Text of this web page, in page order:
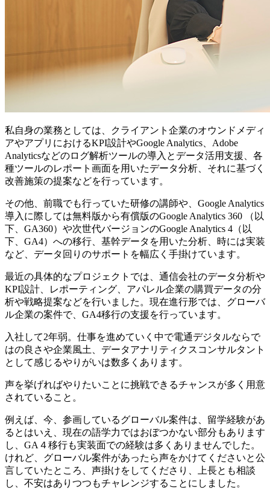
私自身の業務としては、クライアント企業のオウンドメディ
アやアプリにおけるKPI設計やGoogle Analytics、Adobe
Analyticsなどのログ解析ツールの導入とデータ活用支援、各
種ツールのレポート画面を用いたデータ分析、それに基づく
改善施策の提案などを行っています。
その他、前職でも行っていた研修の講師や、Google Analytics
導入に際しては無料版から有償版のGoogle Analytics 360 （以
下、GA360）や次世代バージョンのGoogle Analytics 4（以
下、GA4）への移行、基幹データを用いた分析、時には実装
など、データ回りのサポートを幅広く手掛けています。
最近の具体的なプロジェクトでは、通信会社のデータ分析や
KPI設計、レポーティング、アパレル企業の購買データの分
析や戦略提案などを行いました。現在進行形では、グローバ
ル企業の案件で、GA4移行の支援を行っています。
入社して2年弱。仕事を進めていく中で電通デジタルならで
はの良さや企業風土、データアナリティクスコンサルタント
として感じるやりがいは数多くあります。
声を挙げればやりたいことに挑戦できるチャンスが多く用意
されていること。
例えば、今、参画しているグローバル案件は、留学経験があ
るとはいえ、現在の語学力ではおぼつかない部分もあります
し、GA４移行も実装面での経験は多くありませんでした。
けれど、グローバル案件があったら声をかけてくださいと公
言していたところ、声掛けをしてくださり、上長とも相談
し、不安はありつつもチャレンジすることにしました。